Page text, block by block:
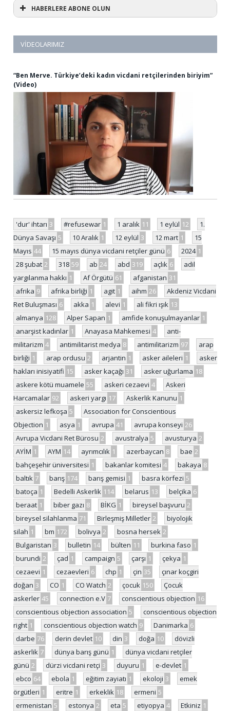
HABERLERE ABONE OLUN
VIDEOLARIMIZ
“Ben Merve. Türkiye’deki kadın vicdani retçilerinden biriyim”
(Video)
'dur' ihtarı 3 #refusewar 1 1 aralık 11 1 eylül 12
1.
Dünya Savaşı 5 10 Aralık 1 12 eylül 3 12 mart 1
15
Mayıs 44 15 mayıs dünya vicdani retçiler günü 6 2024 1
28 şubat 2 318 59 ab 24 abd 319 açlık 6
adil
yargılanma hakkı 1 Af Örgütü 61 afganistan 31
afrika 9 afrika birliği 1 agit 1 aihm 26
Akdeniz Vicdani
Ret Buluşması 6 akka 1 alevi 1 ali fikri ışık 13
almanya 128 Alper Sapan 1 amfide konuşulmayanlar 1
anarşist kadınlar 1 Anayasa Mahkemesi 4
anti-
militarizm 4 antimilitarist medya 8 antimilitarizm 97
arap
birliği 1 arap ordusu 2 arjantin 1 asker aileleri 1
asker
hakları inisiyatifi 15 asker kaçağı 31 asker uğurlama 18
askere kötü muamele 55 askeri cezaevi 4
Askeri
Harcamalar 92 askeri yargı 17 Askerlik Kanunu 1
askersiz lefkoşa 5
Association for Conscientious
Objection 1 asya 1 avrupa 41 avrupa konseyi 26
Avrupa Vicdani Ret Bürosu 2 avustralya 5 avusturya 2
AYİM 1 AYM 14 ayrımcılık 1 azerbaycan 8 bae 2
bahçeşehir üniversitesi 1 bakanlar komitesi 4 bakaya 8
baltık 7 barış 174 barış gemisi 1 basra körfezi 5
batoça 1 Bedelli Askerlik 114 belarus 13 belçika 6
beraat 1 biber gazı 8 BİKG 1 bireysel başvuru 2
bireysel silahlanma 71 Birleşmiş Milletler 2
biyolojik
silah 1 bm 172 bolivya 2 bosna hersek 2
Bulgaristan 3 bulletin 14 bülten 11 burkina faso 1
burundi 2 çad 1 campaign 5 çarşı 1 çekya 1
cezaevi 1 cezaevleri 6 chp 1 çin 35
çınar koçgiri
doğan 3 CO 1 CO Watch 2 çocuk 150
Çocuk
askerler 45 connection e.V 7 conscientious objection 16
conscientious objection association 5
conscientious objection
right 1 conscientious objection watch 9 Danimarka 6
darbe 76 derin devlet 10 din 3 doğa 10
dövizli
askerlik 7 dünya barış günü 1
dünya vicdani retçiler
günü 2 dürzi vicdani retçi 3 duyuru 1 e-devlet 1
ebco 64 ebola 1 eğitim zayiatı 1 ekoloji 3
emek
örgütleri 1 eritre 1 erkeklik 18 ermeni 5
ermenistan 5 estonya 2 eta 5 etiyopya 4 Etkiniz 1